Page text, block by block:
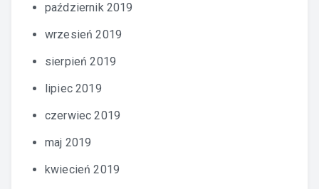
październik 2019
wrzesień 2019
sierpień 2019
lipiec 2019
czerwiec 2019
maj 2019
kwiecień 2019